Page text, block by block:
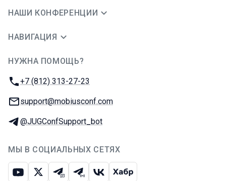
НАШИ КОНФЕРЕНЦИИ
НАВИГАЦИЯ
НУЖНА ПОМОЩЬ?
Телефон:
+7 (812) 313-27-23
E-mail:
support@mobiusconf.com
Телеграм:
@JUGConfSupport_bot
МЫ В СОЦИАЛЬНЫХ СЕТЯХ
ЮтубИкс Телеграм-чат
Телеграм-канал
ВКонтакте
Хабр